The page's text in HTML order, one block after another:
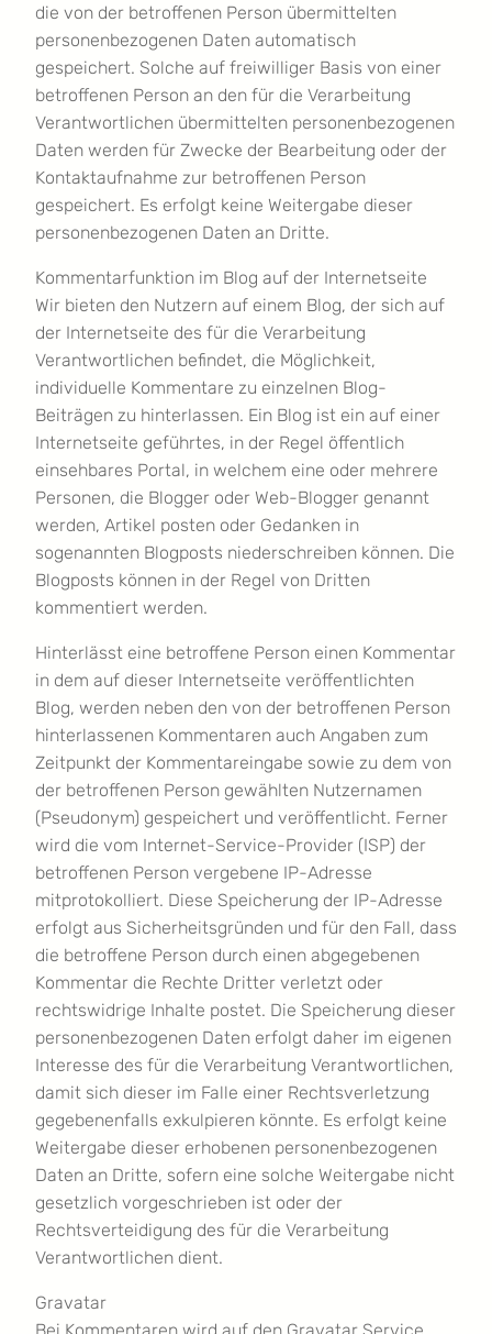
die von der betroffenen Person übermittelten
personenbezogenen Daten automatisch
gespeichert. Solche auf freiwilliger Basis von einer
betroffenen Person an den für die Verarbeitung
Verantwortlichen übermittelten personenbezogenen
Daten werden für Zwecke der Bearbeitung oder der
Kontaktaufnahme zur betroffenen Person
gespeichert. Es erfolgt keine Weitergabe dieser
personenbezogenen Daten an Dritte.
Kommentarfunktion im Blog auf der Internetseite
Wir bieten den Nutzern auf einem Blog, der sich auf
der Internetseite des für die Verarbeitung
Verantwortlichen befindet, die Möglichkeit,
individuelle Kommentare zu einzelnen Blog-
Beiträgen zu hinterlassen. Ein Blog ist ein auf einer
Internetseite geführtes, in der Regel öffentlich
einsehbares Portal, in welchem eine oder mehrere
Personen, die Blogger oder Web-Blogger genannt
werden, Artikel posten oder Gedanken in
sogenannten Blogposts niederschreiben können. Die
Blogposts können in der Regel von Dritten
kommentiert werden.
Hinterlässt eine betroffene Person einen Kommentar
in dem auf dieser Internetseite veröffentlichten
Blog, werden neben den von der betroffenen Person
hinterlassenen Kommentaren auch Angaben zum
Zeitpunkt der Kommentareingabe sowie zu dem von
der betroffenen Person gewählten Nutzernamen
(Pseudonym) gespeichert und veröffentlicht. Ferner
wird die vom Internet-Service-Provider (ISP) der
betroffenen Person vergebene IP-Adresse
mitprotokolliert. Diese Speicherung der IP-Adresse
erfolgt aus Sicherheitsgründen und für den Fall, dass
die betroffene Person durch einen abgegebenen
Kommentar die Rechte Dritter verletzt oder
rechtswidrige Inhalte postet. Die Speicherung dieser
personenbezogenen Daten erfolgt daher im eigenen
Interesse des für die Verarbeitung Verantwortlichen,
damit sich dieser im Falle einer Rechtsverletzung
gegebenenfalls exkulpieren könnte. Es erfolgt keine
Weitergabe dieser erhobenen personenbezogenen
Daten an Dritte, sofern eine solche Weitergabe nicht
gesetzlich vorgeschrieben ist oder der
Rechtsverteidigung des für die Verarbeitung
Verantwortlichen dient.
Gravatar